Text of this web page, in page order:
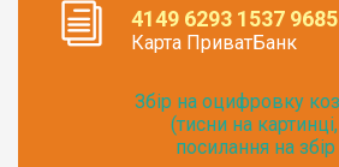
4149 6293 1537 9685
Карта ПриватБанк
Збір на оцифровку
(тисни на
посилання на